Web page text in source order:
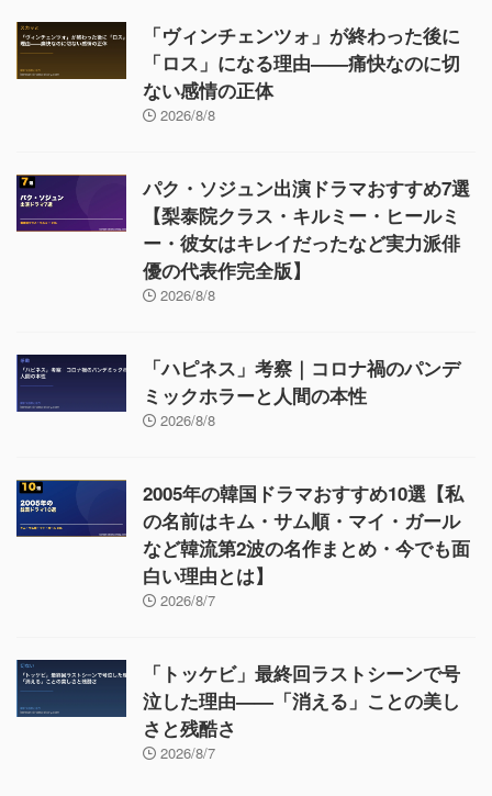
「ヴィンチェンツォ」が終わった後に
「ロス」になる理由——痛快なのに切
ない感情の正体
2026/8/8
パク・ソジュン出演ドラマおすすめ7選
【梨泰院クラス・キルミー・ヒールミ
ー・彼女はキレイだったなど実力派俳
優の代表作完全版】
2026/8/8
「ハピネス」考察｜コロナ禍のパンデ
ミックホラーと人間の本性
2026/8/8
2005年の韓国ドラマおすすめ10選【私
の名前はキム・サム順・マイ・ガール
など韓流第2波の名作まとめ・今でも面
白い理由とは】
2026/8/7
「トッケビ」最終回ラストシーンで号
泣した理由——「消える」ことの美し
さと残酷さ
2026/8/7